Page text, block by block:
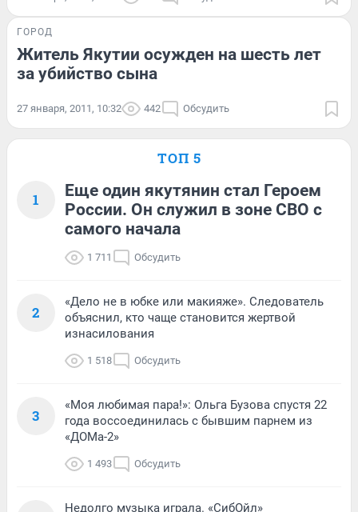
ГОРОД
Житель Якутии осужден на шесть лет
за убийство сына
27 января, 2011, 10:32 442 Обсудить
ТОП 5
1
Еще один якутянин стал Героем
России. Он служил в зоне СВО с
самого начала
1 711 Обсудить
2
«Дело не в юбке или макияже». Следователь
объяснил, кто чаще становится жертвой
изнасилования
1 518 Обсудить
3
«Моя любимая пара!»: Ольга Бузова спустя 22
года воссоединилась с бывшим парнем из
«ДОМа-2»
1 493 Обсудить
Недолго музыка играла. «СибОйл»